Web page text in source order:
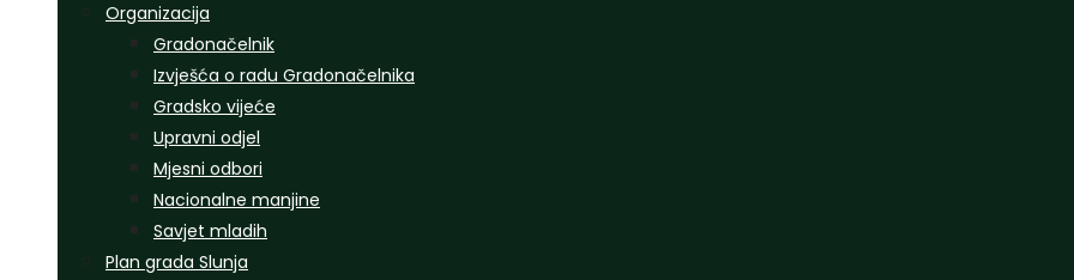
Organizacija
Gradonačelnik
Izvješća o radu Gradonačelnika
Gradsko vijeće
Upravni odjel
Mjesni odbori
Nacionalne manjine
Savjet mladih
Plan grada Slunja